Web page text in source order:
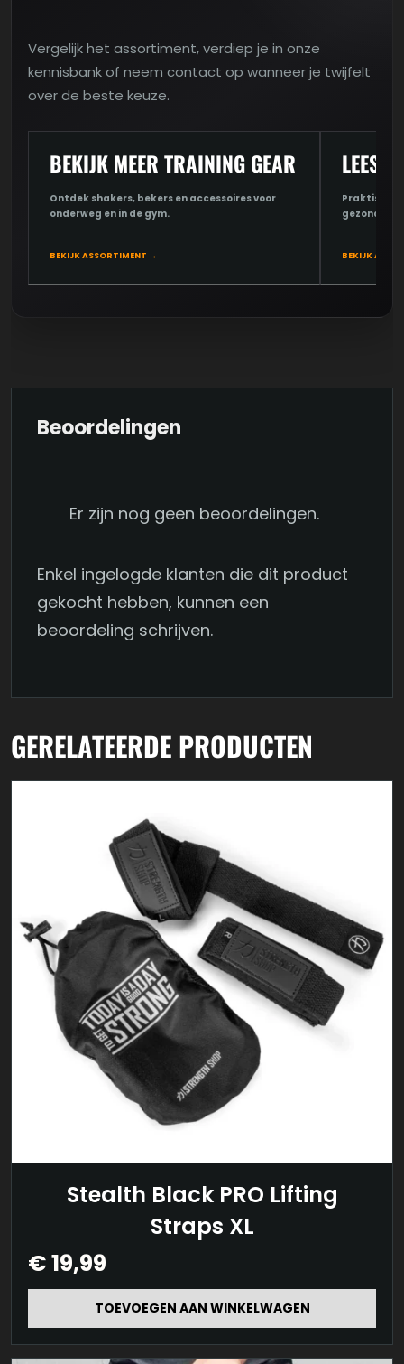
Vergelijk het assortiment, verdiep je in onze
kennisbank of neem contact op wanneer je twijfelt
over de beste keuze.
BEKIJK MEER TRAINING GEAR
Ontdek shakers, bekers en accessoires voor
onderweg en in de gym.
BEKIJK ASSORTIMENT →
LEES
Praktische
BEKIJK
Beoordelingen
Er zijn nog geen beoordelingen.
Enkel ingelogde klanten die dit product
gekocht hebben, kunnen een
beoordeling schrijven.
GERELATEERDE PRODUCTEN
Stealth Black PRO Lifting
Straps XL
€19,99
TOEVOEGEN AAN WINKELWAGEN